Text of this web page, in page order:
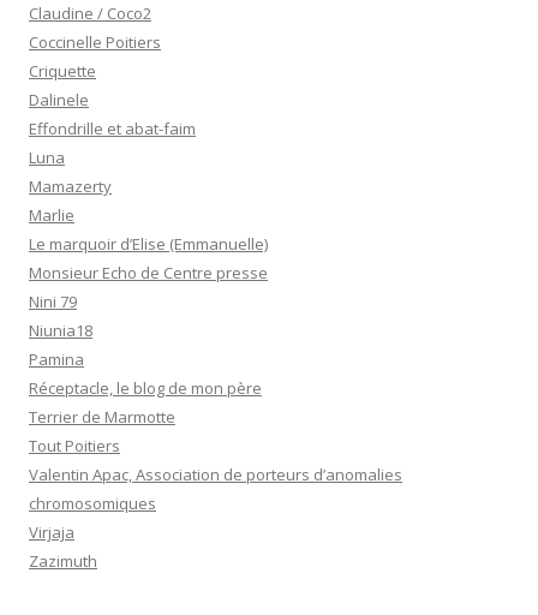
Claudine / Coco2
Coccinelle Poitiers
Criquette
Dalinele
Effondrille et abat-faim
Luna
Mamazerty
Marlie
Le marquoir d’Elise (Emmanuelle)
Monsieur Echo de Centre presse
Nini 79
Niunia18
Pamina
Réceptacle, le blog de mon père
Terrier de Marmotte
Tout Poitiers
Valentin Apac, Association de porteurs d’anomalies
chromosomiques
Virjaja
Zazimuth